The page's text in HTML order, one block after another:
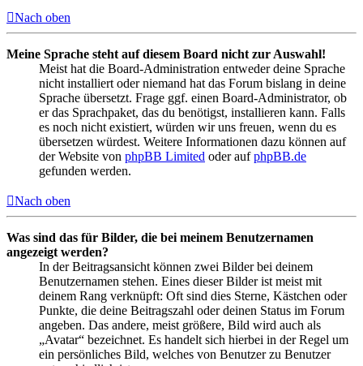
Nach oben
Meine Sprache steht auf diesem Board nicht zur Auswahl!
Meist hat die Board-Administration entweder deine Sprache
nicht installiert oder niemand hat das Forum bislang in deine
Sprache übersetzt. Frage ggf. einen Board-Administrator, ob
er das Sprachpaket, das du benötigst, installieren kann. Falls
es noch nicht existiert, würden wir uns freuen, wenn du es
übersetzen würdest. Weitere Informationen dazu können auf
der Website von phpBB Limited oder aufphpBB.de
gefunden werden.
Nach oben
Was sind das für Bilder, die bei meinem Benutzernamen
angezeigt werden?
In der Beitragsansicht können zwei Bilder bei deinem
Benutzernamen stehen. Eines dieser Bilder ist meist mit
deinem Rang verknüpft: Oft sind dies Sterne, Kästchen oder
Punkte, die deine Beitragszahl oder deinen Status im Forum
angeben. Das andere, meist größere, Bild wird auch als
„Avatar“ bezeichnet. Es handelt sich hierbei in der Regel um
ein persönliches Bild, welches von Benutzer zu Benutzer